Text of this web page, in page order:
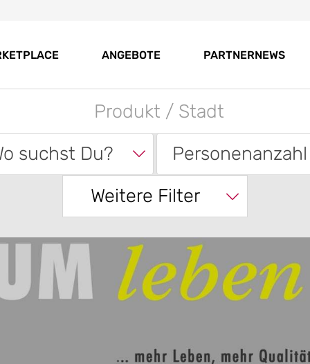
ANGEBOTE PARTNERNEWS
suchst Du?
Personenanzahl
Weitere Filter